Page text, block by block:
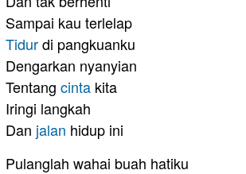
Sampai kau terlelap
Tidurdi pangkuanku
Dengarkan nyanyian
Tentang cinta kita
Iringi langkah
Dan jalan hidup ini
Pulanglah wahai buah hatiku